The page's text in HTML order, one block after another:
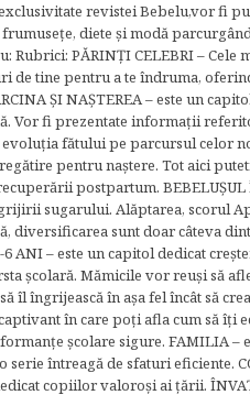
revistei Bebelu,vor fi
diete şi modă
Rubrici: PĂRINŢI CELEBRI –
de tine pentru a te îndruma,
ŞI NAŞTEREA – este un
Vor fi prezentate informaţii
evoluţia fătului pe parcursul celor
pentru naştere. Tot aici
postpartum. BEBELUŞUL
sugarului. Alăptarea, scorul
diversificarea sunt doar câteva
6 ANI – este un capitol dedicat
şcolară. Mămicile vor reuşi să
îl îngrijească în aşa fel încât să
în care poţi afla cum să îţi
şcolare sigure. FAMILIA –
serie întreagă de sfaturi eficiente.
copiilor valoroși ai țării.